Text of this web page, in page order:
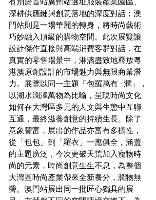
深耕供應鏈與創意落地的深度對話；澳
門站則是一場華麗的轉身，將時尚藝術
巧妙融入頂級的購物空間。此次展覽讓
設計傑作直接與高端消費客群對話，在
真實的零售場景中，淋漓盡致地釋放粵
港澳原創設計的市場魅力與無限商業潛
力。展覽以同一主題「包羅萬有 · 潤」，
以湖水潤澤萬物為比喻，呈現時尚文化
如何在大灣區多元的人文與生態中互聯
互通，最終滋養創意的持續生長。除了
意象豐富，展出的作品亦富有多樣性，
從「包包」到「羅衣」一應俱全，涵蓋
的主題廣泛，今次更破天荒加入寵物時
尚的元素，時尚創意生生不息，為整個
大灣區時尚產業帶來全新養分，潤物無
聲。澳門站展出同一批匠心獨具的展